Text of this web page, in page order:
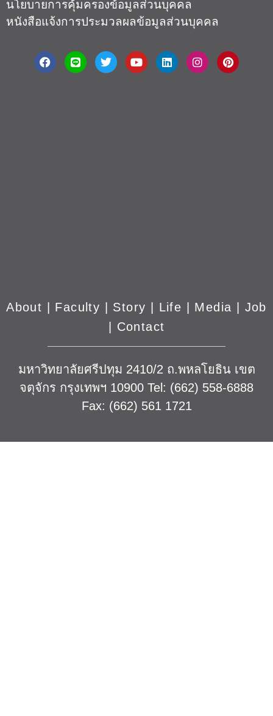
นโยบายการคุ้มครองข้อมูลส่วนบุคคล
หนังสือแจ้งการประมวลผลข้อมูลส่วนบุคคล
About Faculty Story | Life | Media
Job
Contact
มหาวิทยาลัยศรีปทุม 2410/2 ถ.พหลโยธิน เขต
จตุจักร กรุงเทพฯ 10900 Tel: (662) 558-6888
Fax: (662) 561 1721